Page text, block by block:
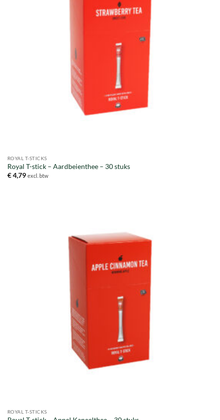
ROYAL T-STICKS
Royal T-stick – Aardbeienthee – 30 stuks
€4,79 excl. btw
ROYAL T-STICKS